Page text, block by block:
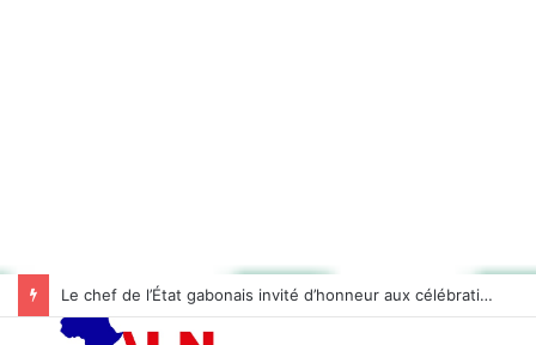
Le chef de l’État gabonais invité d’honneur aux célébrations de l’indépendance à Abidjan